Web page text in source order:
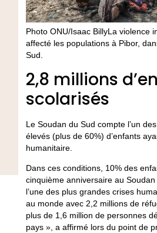
Photo ONU/Isaac BillyLa violence
affecté les populations à Pibor,
Sud.
2,8 millions
scolarisés
Le Soudan du Sud compte l’un
élevés (plus de 60%) d’enfants
humanitaire.
Dans ces conditions, 10% des
cinquième anniversaire au
l’une des plus grandes crises
au monde avec 2,2 millions de
plus de 1,6 million de personnes
pays », a affirmé lors du point de